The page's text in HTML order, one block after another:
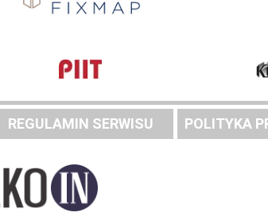
REGULAMIN SERWISU POLITYKA